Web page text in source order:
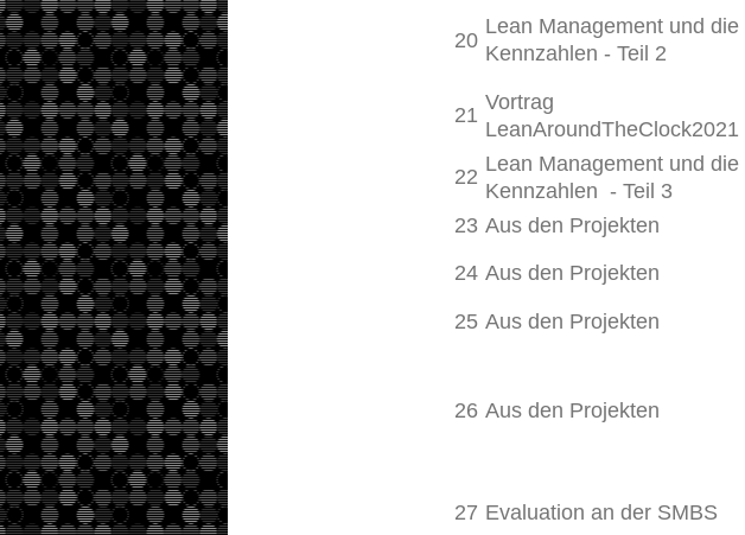
20
Lean Management und die
Kennzahlen - Teil 2
21
Vortrag
LeanAroundTheClock2021
22
Lean Management und die
Kennzahlen - Teil 3
23 Aus den Projekten
24 Aus den Projekten
25 Aus den Projekten
26 Aus den Projekten
27 Evaluation an der SMBS